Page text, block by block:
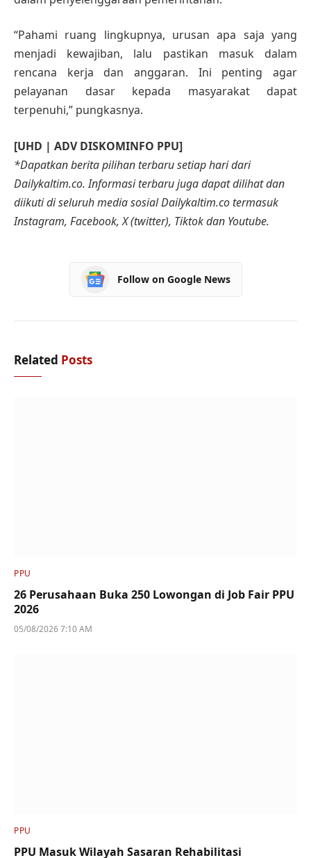
“Pahami ruang lingkupnya, urusan apa saja yang
menjadi kewajiban, lalu pastikan masuk dalam
rencana kerja dan anggaran. Ini penting agar
pelayanan dasar kepada masyarakat dapat
terpenuhi,” pungkasnya.
[UHD | ADV DISKOMINFO PPU]
*Dapatkan berita pilihan terbaru setiap hari dari
Dailykaltim.co. Informasi terbaru juga dapat dilihat dan
diikuti di seluruh media sosial Dailykaltim.co termasuk
Instagram, Facebook, X (twitter), Tiktok dan Youtube.
Follow on Google News
Related Posts
PPU
26 Perusahaan Buka 250 Lowongan di Job Fair PPU
2026
05/08/2026 7:10 AM
PPU
PPU Masuk Wilayah Sasaran Rehabilitasi